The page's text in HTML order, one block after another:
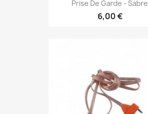
Prise De Garde - Sabre
6,00 €